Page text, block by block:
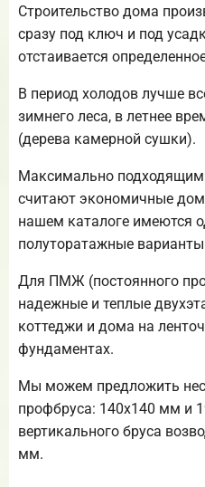
Строительство дома
сразу под ключ и под
отстаивается
В период холодов лучше
зимнего леса, в летнее
(дерева камерной сушки).
Максимально
считают экономичные
нашем каталоге имеются
полуторатажные
Для ПМЖ (постоянного
надежные и теплые
коттеджи и дома на
фундаментах.
Мы можем предложить
профбруса: 140х140 мм и
вертикального бруса
мм.